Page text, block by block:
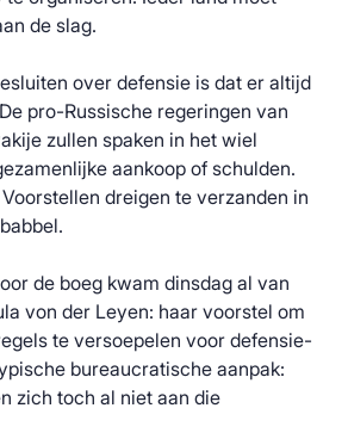
de slag.
over defensie is dat er altijd
pro-Russische regeringen van
zullen spaken in het wiel
aankoop of schulden.
dreigen te verzanden in
de boeg kwam dinsdag al van
von der Leyen: haar voorstel om
te versoepelen voor defensie-
bureaucratische aanpak:
zich toch al niet aan die